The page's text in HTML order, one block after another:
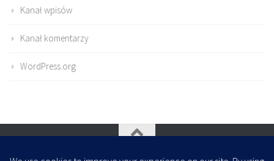
Kanał wpisów
Kanał komentarzy
WordPress.org